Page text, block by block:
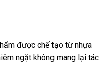
lớn
được chế tạo từ nhựa
ngặt không mang lại tác